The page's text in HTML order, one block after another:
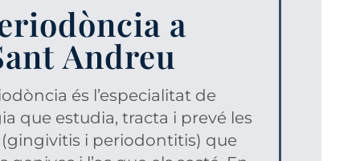
a
Andreu
és l’especialitat de
que estudia, tracta i prevé les
i periodontitis) que